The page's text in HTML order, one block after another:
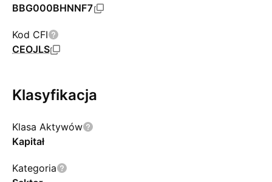
BBG000BHNNF7
Kod CFI
CEOJLS
Klasyfikacja
Klasa Aktywów
Kapitał
Kategoria